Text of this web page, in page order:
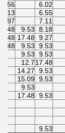
6.02
8.56
6.55
813
7.11
8.18
9.53
9.27
17.48
9.53
9.53
9.53
9.53
17.48
12.7
9.53
14.27
9.53
15.09
9.53
9.53
17.48
9.53